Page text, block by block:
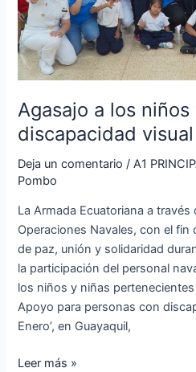
Agasajo a los
discapacidad visual
Deja un comentario /A1
Pombo
La Armada Ecuatoriana a
Operaciones Navales, con el fin
de paz, unión y solidaridad
la participación del personal
los niños y niñas
Apoyo para personas con
Enero’, en Guayaquil,
discapacidad
visual
Leer más »